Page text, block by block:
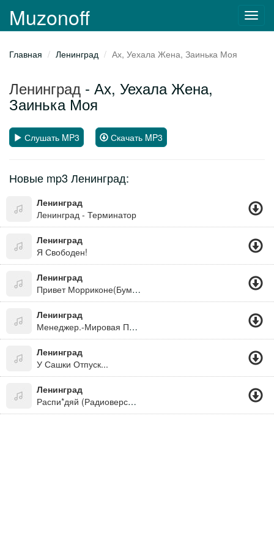
Muzonoff
Главная Ленинград Ах, Уехала Жена, Заинька Моя
Ленинград - Ах, Уехала Жена,
Заинька Моя
Слушать MP3 Скачать MP3
Новые mp3 Ленинград:
Ленинград
Ленинград - Терминатор
Ленинград
Я Свободен!
Ленинград
Привет Морриконе(Бумер 2)
Ленинград
Менеджер.-Мировая Просто
Ленинград
У Сашки Отпуск...
Ленинград
Распи*дяй (Радиоверсия) - Ну Куда Ж Без Апофеоза